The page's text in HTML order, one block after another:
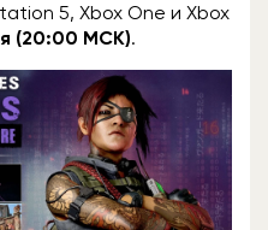
5, Xbox One и Xbox
(20:00 МСК).